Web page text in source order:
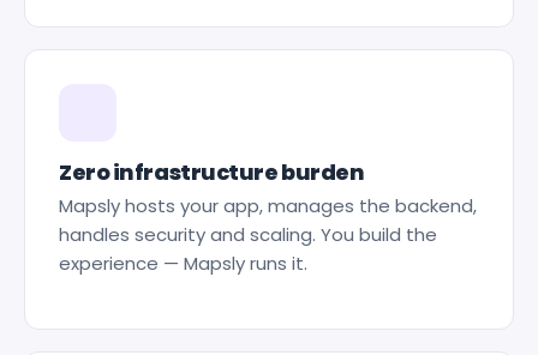
Zero infrastructure burden
Mapsly hosts your app, manages the backend,
handles security and scaling. You build the
experience — Mapsly runs it.